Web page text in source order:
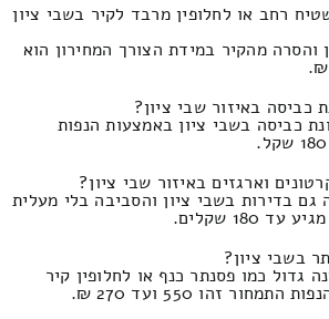
רחב או לחלופין מרבד לקיר בשבי ציון
והסרה מהקיר במידת הצורך המחירון הוא
כביסה באיזור שבי ציון?
כביסה בשבי ציון באמצעות הנפות
וארגזים באיזור שבי ציון?
גם בדירות בשבי ציון והסביבה בלי מעלית
בשבי ציון?
גדול כמו פסנתר כנף או לחלופין קיר
זהו 550 ועד 270 ₪.